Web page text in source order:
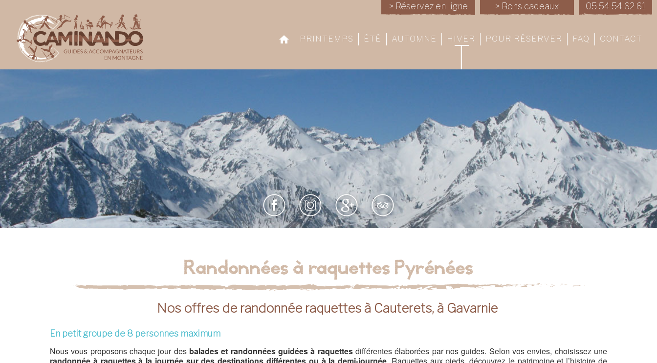
> Réservez en ligne > Bons cadeaux 05 54 54 62 61
PRINTEMPS ÉTÉ AUTOMNE HIVER POUR RÉSERVER FAQ CONTACT
Randonnées à raquettes Pyrénées
Nos offres de randonnée raquettes à Cauterets, à Gavarnie
En petit groupe de 8 personnes maximum
Nous vous proposons chaque jour des balades et randonnées guidées à raquettesdifférentes élaborées par nos guides. Selon vos envies, choisissez une